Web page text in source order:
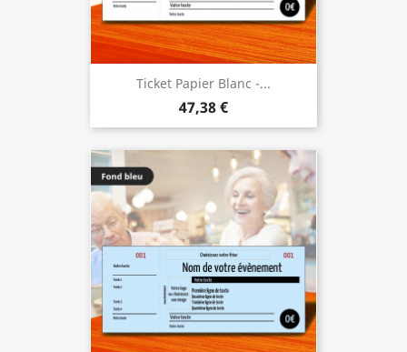
Ticket Papier Blanc -...
47,38 €